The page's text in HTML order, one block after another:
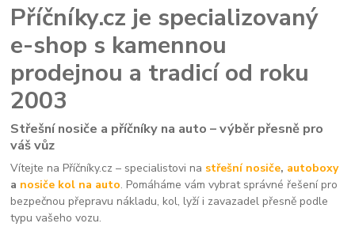
Příčníky.cz je specializovaný
e-shop s kamennou
prodejnou a tradicí od roku
2003
Střešní nosiče a příčníky na auto – výběr přesně pro
váš vůz
Vítejte na Příčníky.cz – specialistovi na střešní nosiče, autoboxy
a nosiče kol na auto. Pomáháme vám vybrat správné řešení pro
bezpečnou přepravu nákladu, kol, lyží i zavazadel přesně podle
typu vašeho vozu.